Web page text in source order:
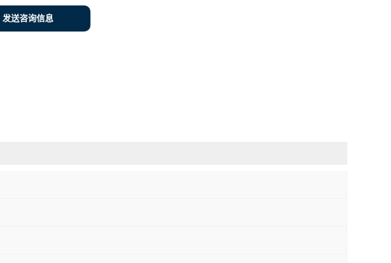
发送咨询信息